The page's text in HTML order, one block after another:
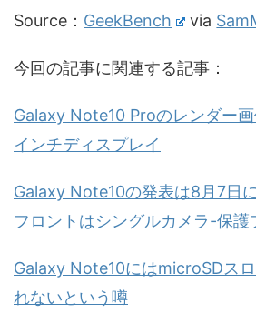
Source： GeekBench via
今回の記事に関連する記事：
Galaxy Note10 Proのレンダー
インチディスプレイ
Galaxy Note10の発表は8月7日
フロントはシングルカメラ-保護
Galaxy Note10にはmicroSDス
れないという噂